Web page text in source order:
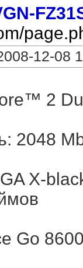
12-08
2
2048
X-
Go